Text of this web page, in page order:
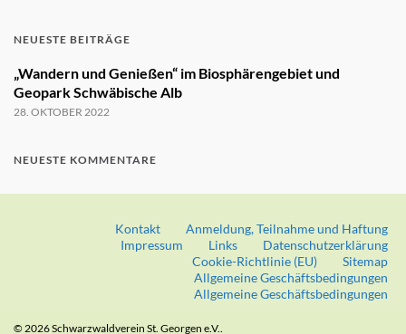
NEUESTE BEITRÄGE
„Wandern und Genießen“ im Biosphärengebiet und
Geopark Schwäbische Alb
28. OKTOBER 2022
NEUESTE KOMMENTARE
Kontakt
Anmeldung, Teilnahme und Haftung
Impressum
Links
Datenschutzerklärung
Cookie-Richtlinie (EU)
Sitemap
Allgemeine Geschäftsbedingungen
Allgemeine Geschäftsbedingungen
© 2026 Schwarzwaldverein St. Georgen e.V..